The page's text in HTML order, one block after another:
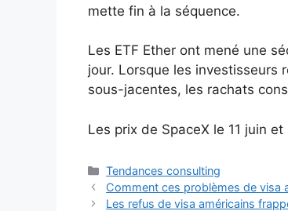
mette fin à la séquence.
Les ETF Ether ont mené une
jour. Lorsque les investisseurs
sous-jacentes, les rachats
Les prix de SpaceX le 11 juin
Catégories
Tendances consulting
Comment ces problèmes de visa
Les refus de visa américains